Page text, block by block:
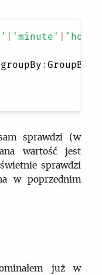
'minute' 'hour'
groupBy :GroupBy
sprawdzi (w
wartość jest
świetnie sprawdzi
w poprzednim
już w